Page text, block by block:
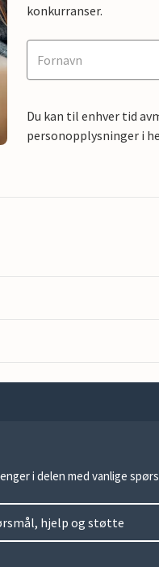
konkurranser.
Du kan til enhver tid
personopplysninger i
i delen med vanlige
hjelp og støtte